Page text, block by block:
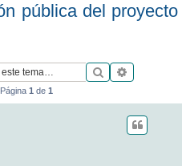
s
pública del proyecto
Buscar
1 de 1